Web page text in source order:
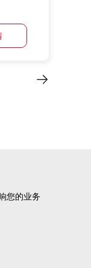
您的业务